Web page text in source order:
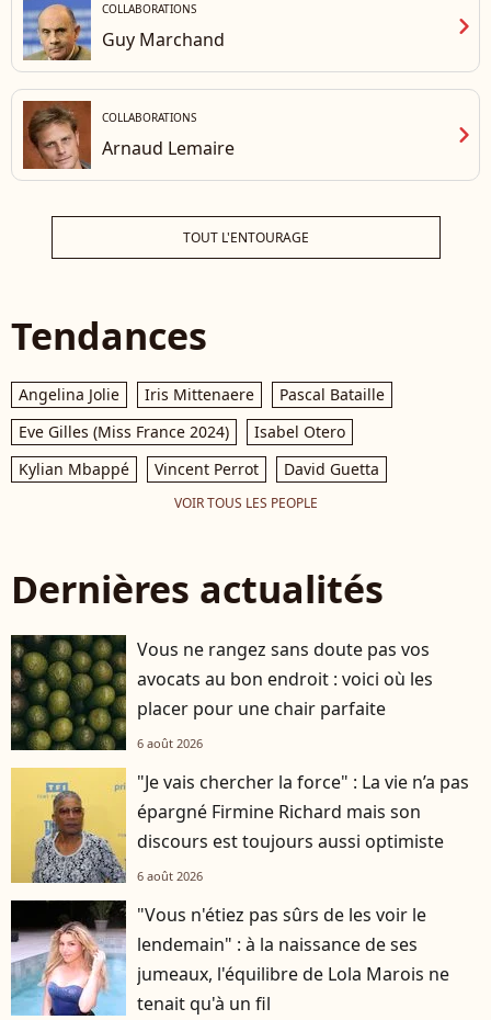
COLLABORATIONS
Guy Marchand chevron_right
COLLABORATIONS
Arnaud Lemaire chevron_right
TOUT L'ENTOURAGE
Tendances
Angelina Jolie Iris Mittenaere
Pascal Bataille
Eve Gilles (Miss France 2024)
Isabel Otero
Kylian Mbappé
Vincent Perrot David Guetta
VOIR TOUS LES PEOPLE
Dernières actualités
Vous ne rangez sans doute pas vos
avocats au bon endroit : voici où les
placer pour une chair parfaite
6 août 2026
"Je vais chercher la force" : La vie n’a pas
épargné Firmine Richard mais son
discours est toujours aussi optimiste
6 août 2026
"Vous n'étiez pas sûrs de les voir le
lendemain" : à la naissance de ses
jumeaux, l'équilibre de Lola Marois ne
tenait qu'à un fil